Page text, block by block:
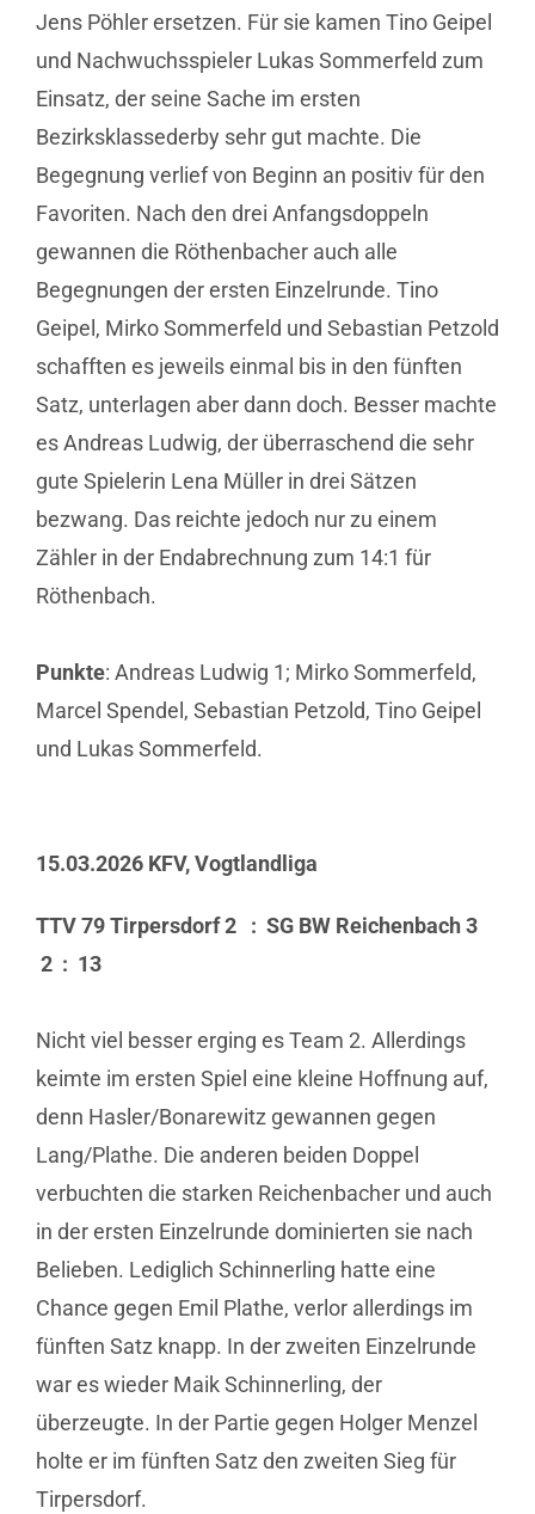
Jens Pöhler ersetzen. Für sie kamen Tino Geipel
und Nachwuchsspieler Lukas Sommerfeld zum
Einsatz, der seine Sache im ersten
Bezirksklassederby sehr gut machte. Die
Begegnung verlief von Beginn an positiv für den
Favoriten. Nach den drei Anfangsdoppeln
gewannen die Röthenbacher auch alle
Begegnungen der ersten Einzelrunde. Tino
Geipel, Mirko Sommerfeld und Sebastian Petzold
schafften es jeweils einmal bis in den fünften
Satz, unterlagen aber dann doch. Besser machte
es Andreas Ludwig, der überraschend die sehr
gute Spielerin Lena Müller in drei Sätzen
bezwang. Das reichte jedoch nur zu einem
Zähler in der Endabrechnung zum 14:1 für
Röthenbach.
Punkte: Andreas Ludwig 1; Mirko Sommerfeld,
Marcel Spendel, Sebastian Petzold, Tino Geipel
und Lukas Sommerfeld.
15.03.2026 KFV, Vogtlandliga
TTV 79 Tirpersdorf 2 : SG BW Reichenbach 3
2 : 13
Nicht viel besser erging es Team 2. Allerdings
keimte im ersten Spiel eine kleine Hoffnung auf,
denn Hasler/Bonarewitz gewannen gegen
Lang/Plathe. Die anderen beiden Doppel
verbuchten die starken Reichenbacher und auch
in der ersten Einzelrunde dominierten sie nach
Belieben. Lediglich Schinnerling hatte eine
Chance gegen Emil Plathe, verlor allerdings im
fünften Satz knapp. In der zweiten Einzelrunde
war es wieder Maik Schinnerling, der
überzeugte. In der Partie gegen Holger Menzel
holte er im fünften Satz den zweiten Sieg für
Tirpersdorf.